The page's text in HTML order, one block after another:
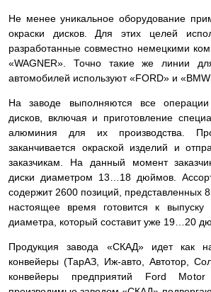
Не менее уникальное оборудование
окраски дисков. Для этих целей
разработанные совместно немецкими
«WAGNER». Точно такие же линии
автомобилей используют «FORD» и
На заводе выполняются все
дисков, включая и приготовление
алюминия для их производства.
заканчивается окраской изделий и
заказчикам. На данный момент
диски диаметром 13…18 дюймов.
содержит 2600 позиций, представленных
настоящее время готовится к выпуску
диаметра, который составит уже 19…20
Продукция завода «СКАД» идет как
конвейеры (ТарАЗ, Иж-авто, Автотор,
конвейеры предприятий Ford